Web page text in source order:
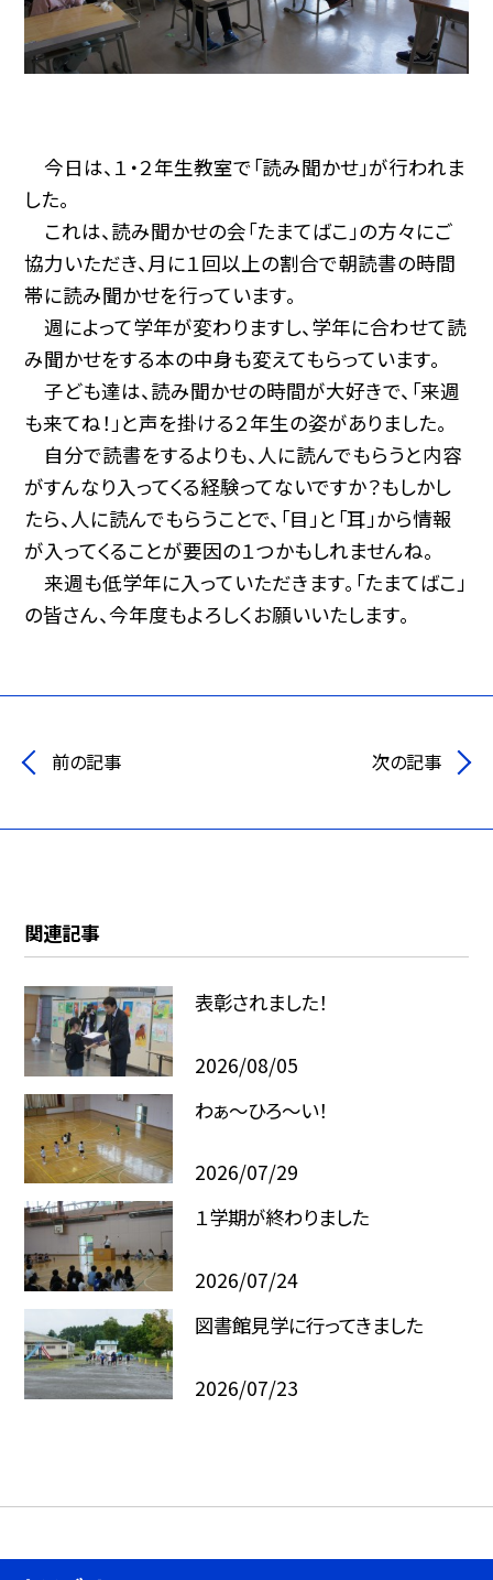
今日は、１・２年生教室で「読み聞かせ」が行われま
した。
これは、読み聞かせの会「たまてばこ」の方々にご
協力いただき、月に１回以上の割合で朝読書の時間
帯に読み聞かせを行っています。
週によって学年が変わりますし、学年に合わせて読
み聞かせをする本の中身も変えてもらっています。
子ども達は、読み聞かせの時間が大好きで、「来週
も来てね！」と声を掛ける２年生の姿がありました。
自分で読書をするよりも、人に読んでもらうと内容
がすんなり入ってくる経験ってないですか？もしかし
たら、人に読んでもらうことで、「目」と「耳」から情報
が入ってくることが要因の１つかもしれませんね。
来週も低学年に入っていただきます。「たまてばこ」
の皆さん、今年度もよろしくお願いいたします。
前の記事 次の記事
関連記事
表彰されました！
2026/08/05
わぁ～ひろ～い！
2026/07/29
１学期が終わりました
2026/07/24
図書館見学に行ってきました
2026/07/23